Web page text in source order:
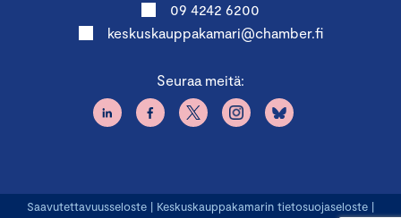
09 4242 6200
keskuskauppakamari@chamber.fi
Seuraa meitä:
Saavutettavuusseloste | Keskuskauppakamarin tietosuojaseloste |